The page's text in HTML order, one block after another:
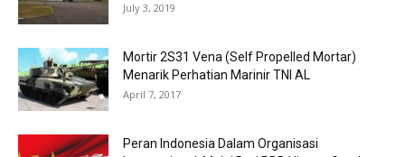
July 3, 2019
Mortir 2S31 Vena (Self Propelled Mortar)
Menarik Perhatian Marinir TNI AL
April 7, 2017
Peran Indonesia Dalam Organisasi